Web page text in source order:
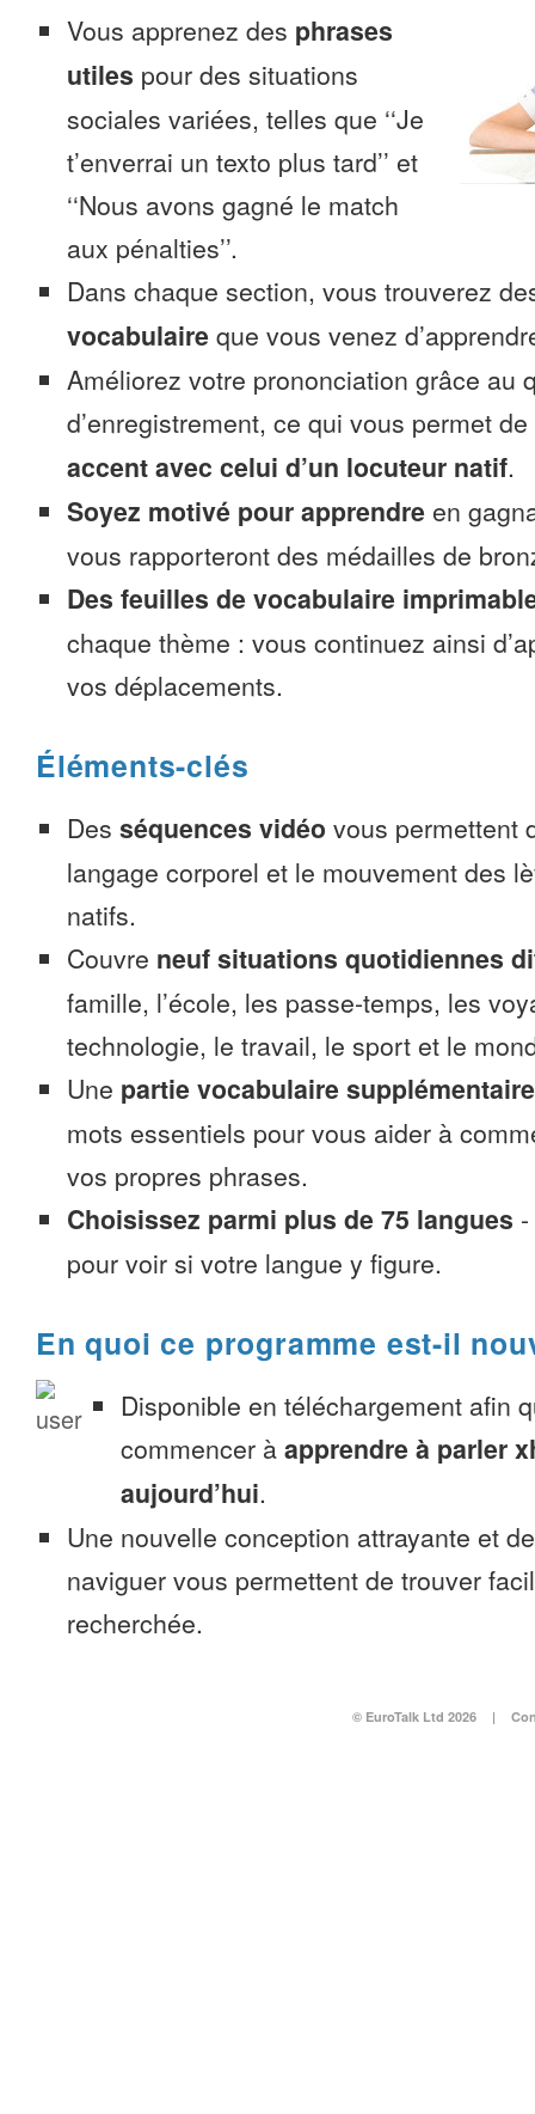
Vous apprenez des phrases
utiles pour des situations
sociales variées, telles que ‘‘Je
t’enverrai un texto plus tard’’ et
‘‘Nous avons gagné le match
aux pénalties’’.
Dans chaque section, vous trouverez
vocabulaire que vous venez
Améliorez votre prononciation grâce au
d’enregistrement, ce qui vous permet de
accent avec celui d’un locuteur natif.
Soyez motivé pour apprendre en
vous rapporteront des médailles de
Des feuilles de vocabulaire
chaque thème : vous continuez ainsi
vos déplacements.
Éléments-clés
Des séquences vidéo vous permettent
langage corporel et le mouvement des
natifs.
Couvre neuf situations quotidiennes
famille, l’école, les passe-temps, les
technologie, le travail, le sport et le
Une partie vocabulaire supplémentaire
mots essentiels pour vous aider à
vos propres phrases.
Choisissez parmi plus de 75 langues -
pour voir si votre langue y figure.
En quoi ce programme est-il
Disponible en téléchargement afin
commencer à apprendre à parler
aujourd’hui.
Une nouvelle conception attrayante et
naviguer vous permettent de trouver
recherchée.
© EuroTalk Ltd 2026 |